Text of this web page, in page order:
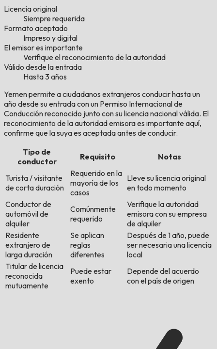
Licencia original
Siempre requerida
Formato aceptado
Impreso y digital
El emisor es importante
Verifique el reconocimiento de la autoridad
Válido desde la entrada
Hasta 3 años
Yemen permite a ciudadanos extranjeros conducir hasta un
año desde su entrada con un Permiso Internacional de
Conducción reconocido junto con su licencia nacional válida. El
reconocimiento de la autoridad emisora es importante aquí,
confirme que la suya es aceptada antes de conducir.
Tipo de
conductor
Requisito Notas
Turista / visitante
de corta duración
Requerido en la
mayoría de los
casos
Lleve su licencia original
en todo momento
Conductor de
automóvil de
alquiler
Comúnmente
requerido
Verifique la autoridad
emisora con su empresa
de alquiler
Residente
extranjero de
larga duración
Se aplican
reglas
diferentes
Después de 1 año, puede
ser necesaria una licencia
local
Titular de licencia
reconocida
mutuamente
Puede estar
exento
Depende del acuerdo
con el país de origen